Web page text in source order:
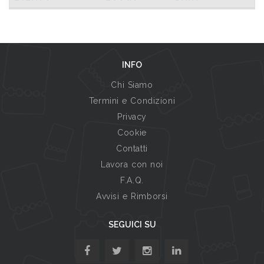
INFO
Chi Siamo
Termini e Condizioni
Privacy
Cookie
Contatti
Lavora con noi
F.A.Q.
Avvisi e Rimborsi
SEGUICI SU